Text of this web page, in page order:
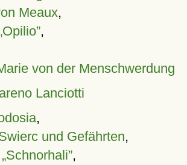
Meaux,
,
von der Menschwerdung
Lanciotti
,
und Gefährten,
,